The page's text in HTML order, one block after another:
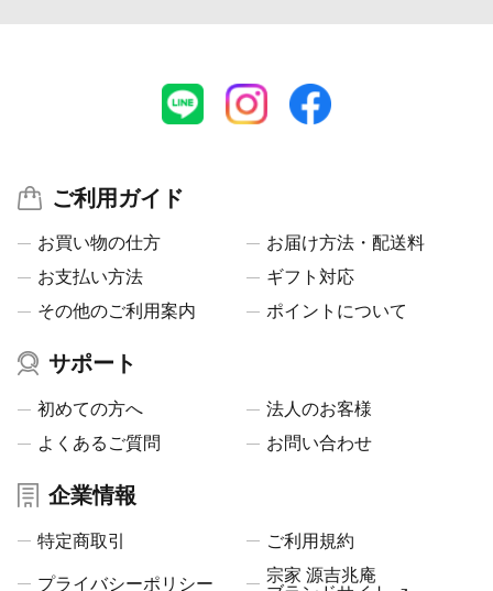
ご利用ガイド
お買い物の仕方
お届け方法・配送料
お支払い方法
ギフト対応
その他のご利用案内
ポイントについて
サポート
初めての方へ
法人のお客様
よくあるご質問
お問い合わせ
企業情報
特定商取引 ご利用規約
プライバシーポリシー
宗家 源吉兆庵